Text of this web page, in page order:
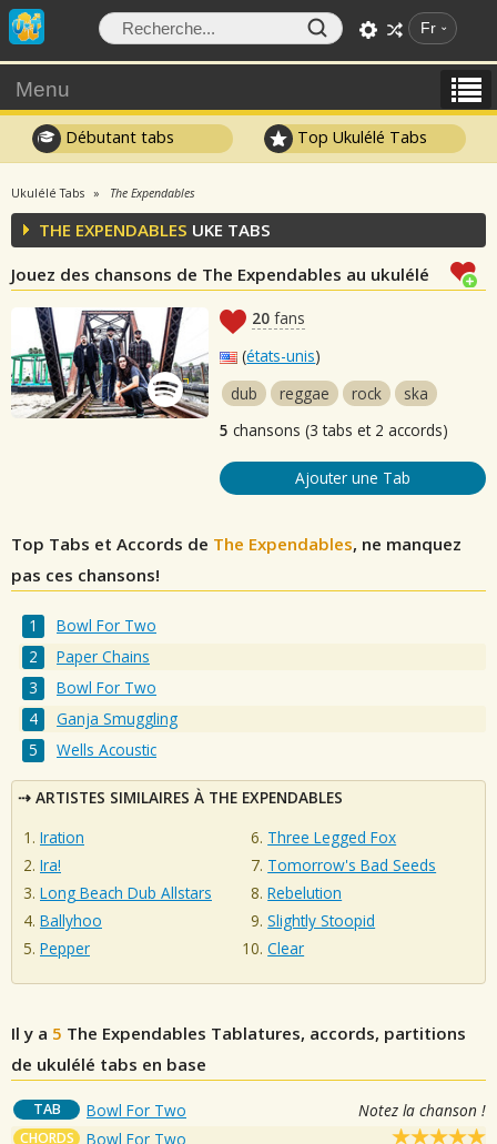
Fr
Menu
Débutant tabs Top Ukulélé Tabs
Ukulélé Tabs The Expendables
THE EXPENDABLES UKE TABS
Jouez des chansons de The Expendables au ukulélé
20 fans
(états-unis)
dub
reggae rock
ska
5 chansons (3 tabs et 2 accords)
Ajouter une Tab
Top Tabs et Accords de The Expendables, ne manquez
pas ces chansons!
Bowl For Two
Paper Chains
Bowl For Two
Ganja Smuggling
Wells Acoustic
ARTISTES SIMILAIRES À THE EXPENDABLES
Iration
Ira!
Long Beach Dub Allstars
Ballyhoo
Pepper
Three Legged Fox
Tomorrow's Bad Seeds
Rebelution
Slightly Stoopid
Clear
Il y a 5 The Expendables Tablatures, accords, partitions
de ukulélé tabs en base
TAB Bowl For Two Notez la chanson !
CHORDS Bowl For Two